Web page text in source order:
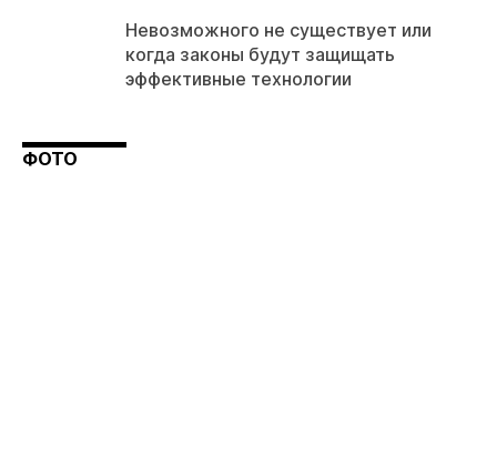
Невозможного не существует или
когда законы будут защищать
эффективные технологии
ФОТО